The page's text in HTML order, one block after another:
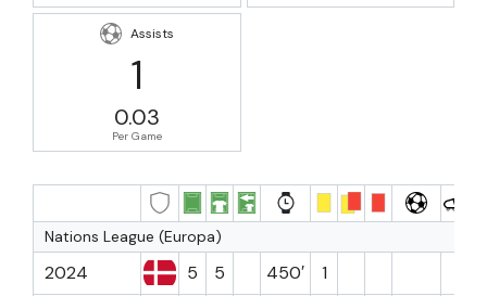
Assists
1
0.03
Per Game
Nations League (Europa)
2024 5 5 450′ 1